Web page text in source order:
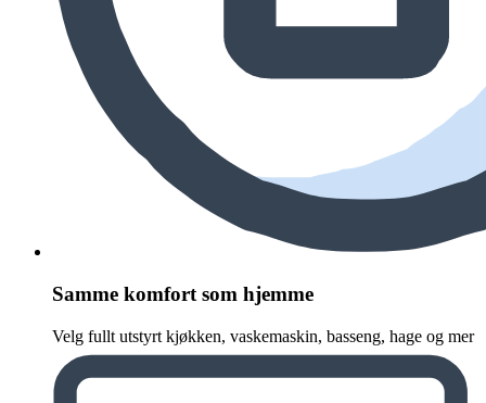
Samme komfort som hjemme
Velg fullt utstyrt kjøkken, vaskemaskin, basseng, hage og mer